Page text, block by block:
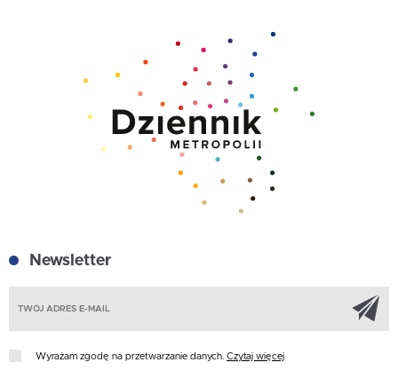
Newsletter
Wyrażam zgodę na przetwarzanie danych. Czytaj więcej